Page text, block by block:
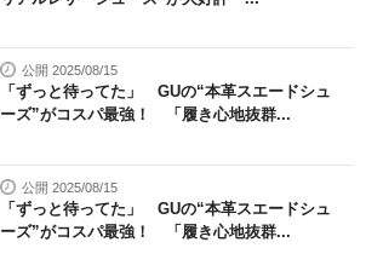
公開 2025/08/15
「ずっと待ってた」 GUの“本革スエードシュ
ーズ”がコスパ最強！ 「履き心地抜群...
公開 2025/08/15
「ずっと待ってた」 GUの“本革スエードシュ
ーズ”がコスパ最強！ 「履き心地抜群...